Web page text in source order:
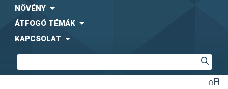
NÖVÉNY
ÁTFOGÓ TÉMÁK
KAPCSOLAT